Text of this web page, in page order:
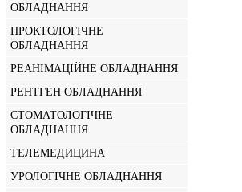
ОБЛАДНАННЯ
ПРОКТОЛОГІЧНЕ
ОБЛАДНАННЯ
РЕАНІМАЦІЙНЕ ОБЛАДНАННЯ
РЕНТГЕН ОБЛАДНАННЯ
СТОМАТОЛОГІЧНЕ
ОБЛАДНАННЯ
ТЕЛЕМЕДИЦИНА
УРОЛОГІЧНЕ ОБЛАДНАННЯ